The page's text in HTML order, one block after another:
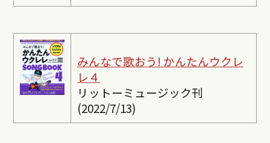
みんなで歌おう! かんたんウクレ
レ４
リットーミュージック刊
(2022/7/13)